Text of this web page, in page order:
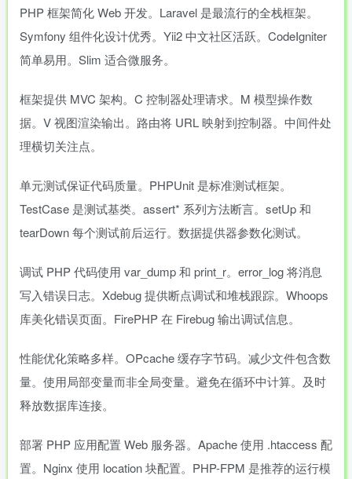
PHP 框架简化 Web 开发。Laravel 是最流行的全栈框架。
Symfony 组件化设计优秀。Yii2 中文社区活跃。CodeIgniter
简单易用。Slim 适合微服务。
框架提供 MVC 架构。C 控制器处理请求。M 模型操作数
据。V 视图渲染输出。路由将 URL 映射到控制器。中间件处
理横切关注点。
单元测试保证代码质量。PHPUnit 是标准测试框架。
TestCase 是测试基类。assert* 系列方法断言。setUp 和
tearDown 每个测试前后运行。数据提供器参数化测试。
调试 PHP 代码使用 var_dump 和 print_r。error_log 将消息
写入错误日志。Xdebug 提供断点调试和堆栈跟踪。Whoops
库美化错误页面。FirePHP 在 Firebug 输出调试信息。
性能优化策略多样。OPcache 缓存字节码。减少文件包含数
量。使用局部变量而非全局变量。避免在循环中计算。及时
释放数据库连接。
部署 PHP 应用配置 Web 服务器。Apache 使用 .htaccess 配
置。Nginx 使用 location 块配置。PHP-FPM 是推荐的运行模